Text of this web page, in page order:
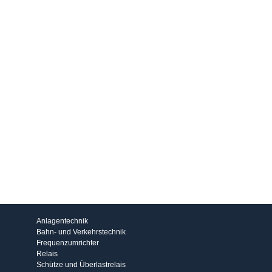
Anlagentechnik
Bahn- und Verkehrstechnik
Frequenzumrichter
Relais
Schütze und Überlastrelais